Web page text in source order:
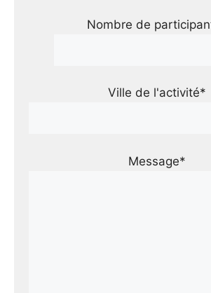
Nombre de
Ville de l'activité*
Message*